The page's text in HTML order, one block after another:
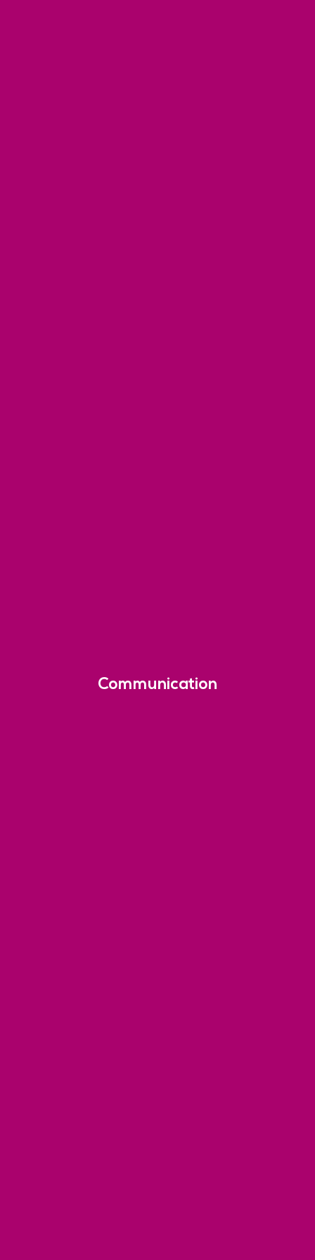
Communication